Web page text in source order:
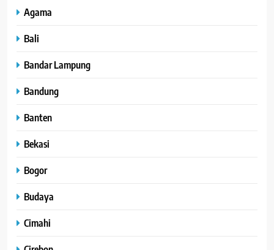
Agama
Bali
Bandar Lampung
Bandung
Banten
Bekasi
Bogor
Budaya
Cimahi